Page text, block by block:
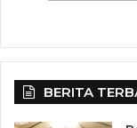
pendidikan tinggi,
publik. Guru
pemimpin
BERITA